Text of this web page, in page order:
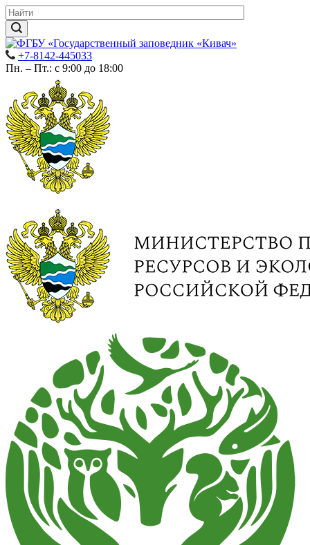
+7-8142-445033
Пн. – Пт.: с 9:00 до 18:00